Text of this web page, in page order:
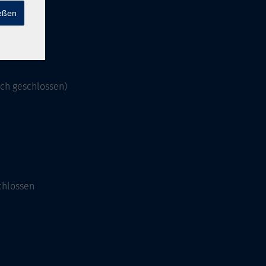
geschlossen)